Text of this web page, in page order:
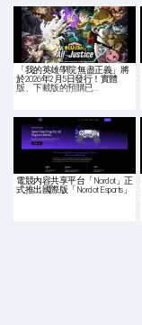
「我的英雄學院 無盡正義」將
於2026年2月5日發行！實體
版、下載版的預購已…
電競內容共享平台「Nordot」正
式推出國際版「Nordot Esports」